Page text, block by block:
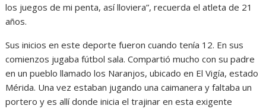
los juegos de mi penta, así lloviera”, recuerda el atleta de 21
años.
Sus inicios en este deporte fueron cuando tenía 12. En sus
comienzos jugaba fútbol sala. Compartió mucho con su padre
en un pueblo llamado los Naranjos, ubicado en El Vigía, estado
Mérida. Una vez estaban jugando una caimanera y faltaba un
portero y es allí donde inicia el trajinar en esta exigente